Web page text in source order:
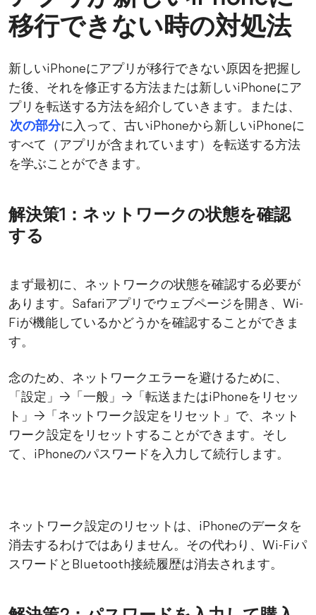
移行できない時の対処法
新しいiPhoneにアプリが移行できない原因を把握し
た後、それを修正する方法または新しいiPhoneにア
プリを転送する方法を紹介していきます。または、
次の部分に入って、古いiPhoneから新しいiPhoneに
すべて（アプリが含まれています）を転送する方法
を学ぶことができます。
解決策1：ネットワークの状態を確認
する
まず最初に、ネットワークの状態を確認する必要が
あります。Safariアプリでウェブページを開き、Wi-
Fiが機能しているかどうかを確認することができま
す。
念のため、ネットワークエラーを避けるために、
「設定」→「一般」→「転送またはiPhoneをリセッ
ト」→「ネットワーク設定をリセット」で、ネット
ワーク設定をリセットすることができます。そし
て、iPhoneのパスワードを入力して続行します。
ネットワーク設定のリセットは、iPhoneのデータを
消去するわけではありません。その代わり、Wi-Fiパ
スワードとBluetooth接続履歴は消去されます。